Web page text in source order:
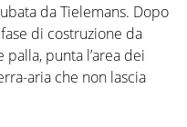
da Tielemans. Dopo
di costruzione da
punta l’area dei
aria che non lascia